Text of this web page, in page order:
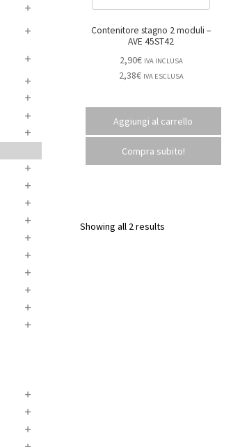
Contenitore stagno 2 moduli –
AVE 45ST42
2,90€ IVA INCLUSA
2,38€ IVA ESCLUSA
Aggiungi al carrello
Compra subito!
Showing all 2 results